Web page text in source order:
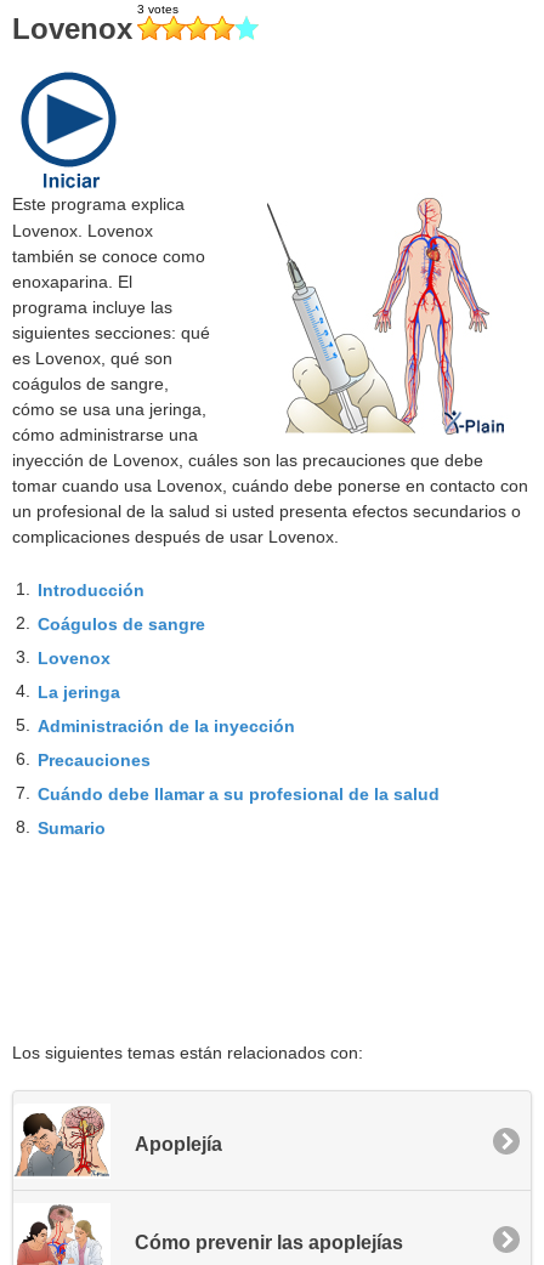
Lovenox
Este programa explica
Lovenox. Lovenox
también se conoce como
enoxaparina. El
programa incluye las
siguientes secciones: qué
es Lovenox, qué son
coágulos de sangre,
cómo se usa una jeringa,
cómo administrarse una
inyección de Lovenox, cuáles son las precauciones que debe
tomar cuando usa Lovenox, cuándo debe ponerse en contacto con
un profesional de la salud si usted presenta efectos secundarios o
complicaciones después de usar Lovenox.
1. Introducción
2. Coágulos de sangre
3. Lovenox
4. La jeringa
5. Administración de la inyección
6. Precauciones
7. Cuándo debe llamar a su profesional de la salud
8. Sumario
Los siguientes temas están relacionados con:
Apoplejía
Cómo prevenir las apoplejías